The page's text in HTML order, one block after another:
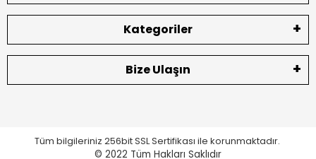
Kategoriler
Bize Ulaşın
Tüm bilgileriniz 256bit SSL Sertifikası ile korunmaktadır.
© 2022 Tüm Hakları Saklıdır